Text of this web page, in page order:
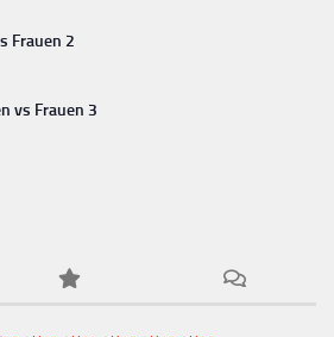
Frauen 2
vs Frauen 3